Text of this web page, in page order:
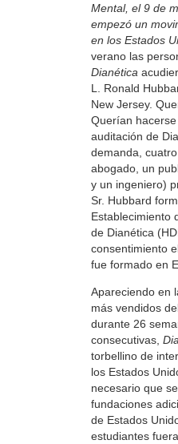
Mental, el 9 de
empezó un
en los Estados
verano las
Dianética
L. Ronald
New Jersey.
Querían
auditación de
demanda,
abogado, un
y un ingeniero)
Sr. Hubbard
Establecimiento
de Dianética
consentimiento
fue formado en
Apareciendo en
más vendidos
durante 26
consecutivas,
torbellino de
los Estados
necesario que
fundaciones
de Estados
estudiantes